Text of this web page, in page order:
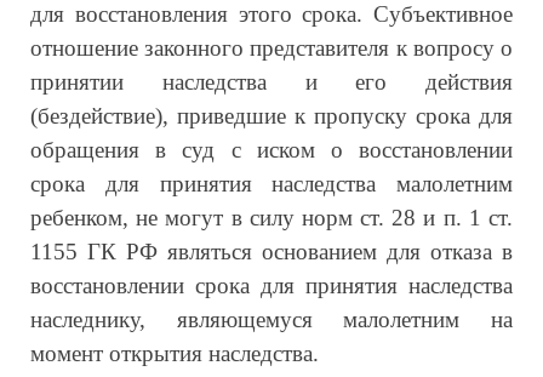
для восстановления этого срока. Субъективное
отношение законного представителя к вопросу о
принятии наследства и его действия
(бездействие), приведшие к пропуску срока для
обращения в суд с иском о восстановлении
срока для принятия наследства малолетним
ребенком, не могут в силу норм ст. 28 и п. 1 ст.
1155 ГК РФ являться основанием для отказа в
восстановлении срока для принятия наследства
наследнику, являющемуся малолетним на
момент открытия наследства.